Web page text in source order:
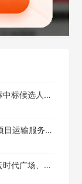
设备租赁服务采购轻量化砼运输车公开招标中标候选人公示
中铁五局集团物资实业有限责任公司ZJW项目运输服务框架二次寻源邀请竞谈采购评标结果公示
成都中铁二院商业运营管理有限公司中铁云时代广场、盛世豪庭三期小区项目秩序外包服务招标中标候选人公示